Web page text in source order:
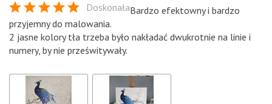
DoskonałaBardzo efektowny i bardzo
przyjemny do malowania.
2 jasne kolory tła trzeba było nakładać dwukrotnie na linie i
numery, by nie prześwitywały.